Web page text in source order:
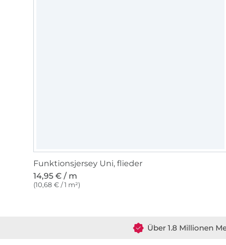
Funktionsjersey Uni, flieder
14,95 € / m
(10,68 € / 1 m²)
Über 1.8 Millionen